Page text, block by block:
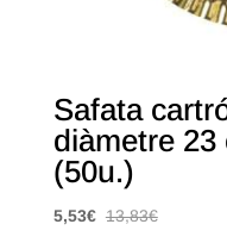
Safata
diàmetre
(50u.)
5,53€ 13,83€